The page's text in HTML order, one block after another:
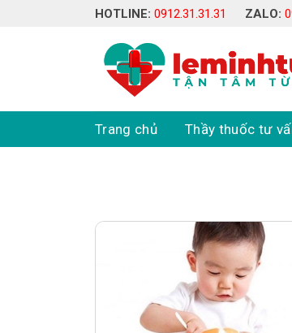
HOTLINE: 0912.31.31.31 ZALO:
Trang chủ Thầy thuốc tư